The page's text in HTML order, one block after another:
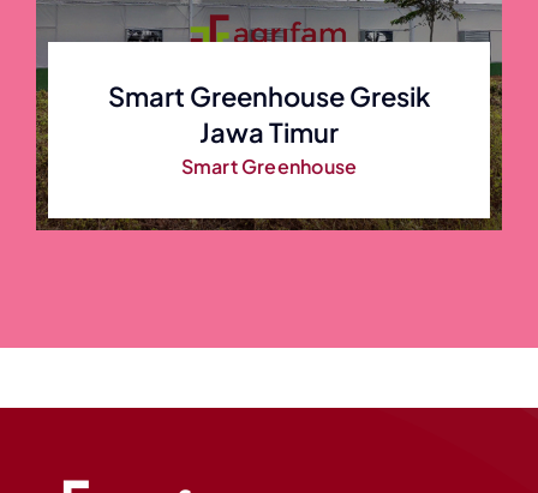
Smart Greenhouse Gresik
Jawa Timur
Smart Greenhouse